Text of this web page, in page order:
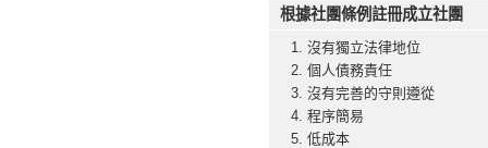
根據社團條例註冊成立社團
沒有獨立法律地位
個人債務責任
沒有完善的守則遵從
程序簡易
低成本